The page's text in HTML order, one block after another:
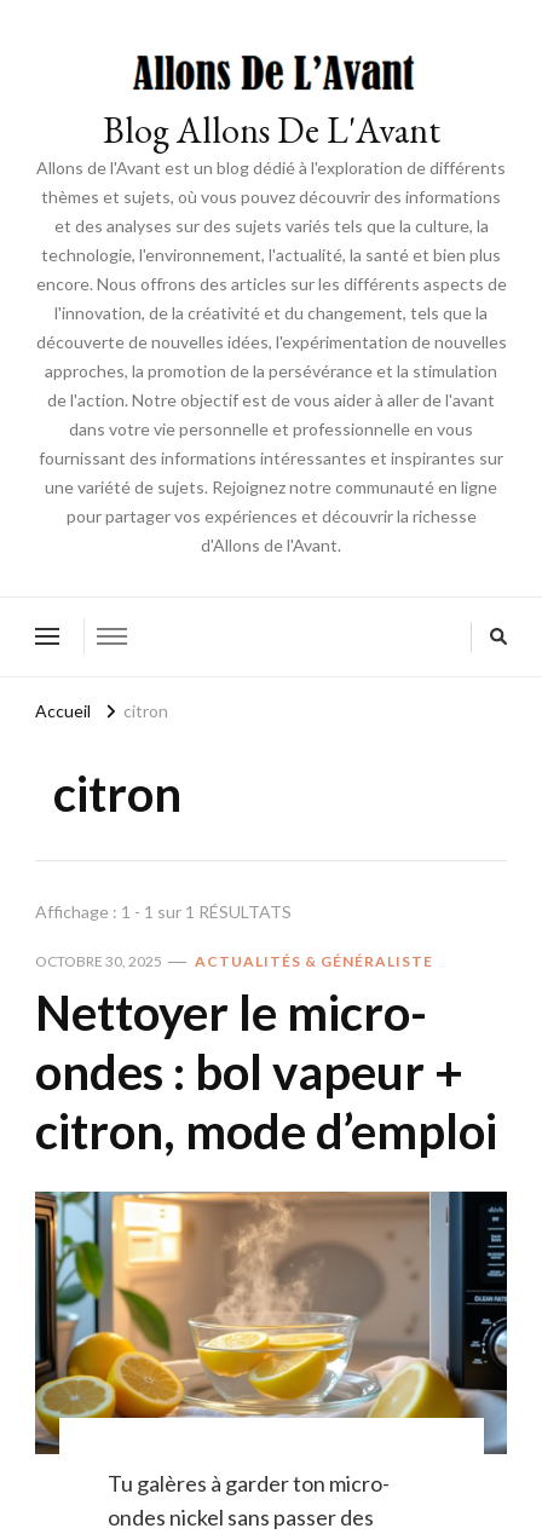
Blog Allons De L'Avant
Allons de l'Avant est un blog dédié à l'exploration de différents
thèmes et sujets, où vous pouvez découvrir des informations
et des analyses sur des sujets variés tels que la culture, la
technologie, l'environnement, l'actualité, la santé et bien plus
encore. Nous offrons des articles sur les différents aspects de
l'innovation, de la créativité et du changement, tels que la
découverte de nouvelles idées, l'expérimentation de nouvelles
approches, la promotion de la persévérance et la stimulation
de l'action. Notre objectif est de vous aider à aller de l'avant
dans votre vie personnelle et professionnelle en vous
fournissant des informations intéressantes et inspirantes sur
une variété de sujets. Rejoignez notre communauté en ligne
pour partager vos expériences et découvrir la richesse
d'Allons de l'Avant.
Accueil citron
citron
Affichage : 1 - 1 sur 1 RÉSULTATS
OCTOBRE 30, 2025 ACTUALITÉS & GÉNÉRALISTE
Nettoyer le micro-
ondes : bol vapeur +
citron, mode d’emploi
Tu galères à garder ton micro-
ondes nickel sans passer des